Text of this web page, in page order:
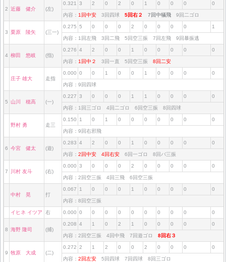
2 近藤 健介 (左)
0.321 3 2 0 2 0 1 0 0 0 0
内容： 1回中安 3回四球 5回右２ 7回中犠飛 9回二ゴロ
3 栗原 陵矢 (三一)
0.275 5 0 0 0 2 0 0 0 0 1
内容：1回左飛 3回二飛 5回空三振 7回左飛 9回暴振逃
4 柳田 悠岐 (指)
0.276 4 2 0 0 1 0 0 0 0 0
内容： 1回中２ 3回一直 5回空三振 8回二安
庄子 雄大 走指
0.000 0 0 1 0 0 1 0 0 0 0
内容：9回四球
5 山川 穂高 (一)
0.227 3 0 0 0 1 1 0 0 0 0
内容：1回三ゴロ 4回二ゴロ 6回空三振 8回四球
野村 勇 走三
0.150 1 0 1 0 0 0 0 0 0 0
内容：9回右邪飛
6 今宮 健太 (遊)
0.283 4 2 0 0 1 0 0 0 0 0
内容： 2回中安 4回右安 6回一ゴロ 8回バ三振
7 川村 友斗 (右)
0.000 3 0 0 0 2 0 0 0 0 0
内容：2回空三振 4回三飛 6回空三振
中村 晃 打
0.067 1 0 0 0 1 0 0 0 0 0
内容：8回空三振
イヒネ イツア 右 0.000 0 0 0 0 0 0 0 0 0 0
8 海野 隆司 (捕)
0.208 4 1 0 2 1 0 0 0 0 0
内容：2回空三振 4回中飛 7回遊ゴロ 8回右３
9 牧原 大成 (二)
0.272 2 1 2 0 0 2 0 0 0 0
内容： 2回左安 5回四球 7回四球 8回三ゴロ